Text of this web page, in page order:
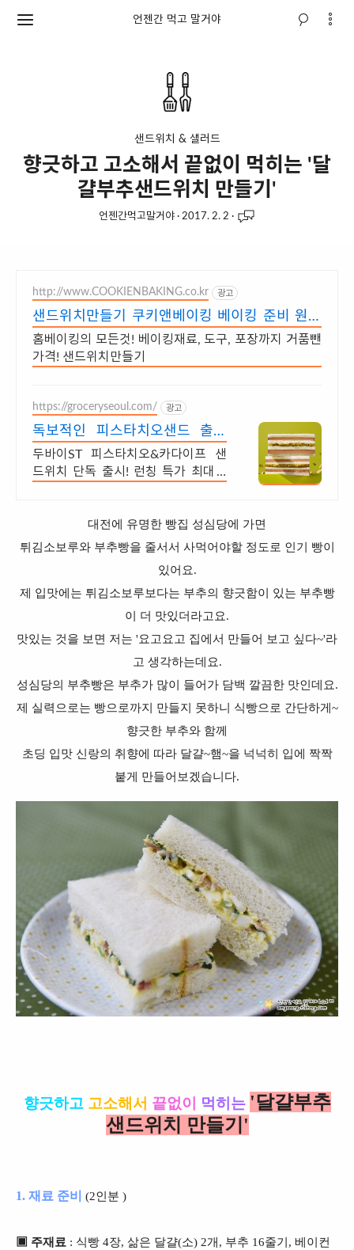
언젠간 먹고 말거야
샌드위치 & 샐러드
향긋하고 고소해서 끝없이 먹히는 '달
걀부추샌드위치 만들기'
언젠간먹고말거야· 2017. 2. 2 ·
http://www.COOKIENBAKING.co.kr 광고
샌드위치만들기 쿠키앤베이킹 베이킹 준비 원스
톱으로 끝!
홈베이킹의 모든것! 베이킹재료, 도구, 포장까지 거품뺀
가격! 샌드위치만들기
https://groceryseoul.com/ 광고
독보적인 피스타치오샌드 출시
꽉 찬 내용물로 포만감 최고
두바이ST 피스타치오&카다이프 샌
드위치 단독 출시! 런칭 특가 최대 4
대전에 유명한 빵집 성심당에 가면
튀김소보루와 부추빵을 줄서서 사먹어야할 정도로 인기 빵이
있어요.
제 입맛에는 튀김소보루보다는 부추의 향긋함이 있는 부추빵
이 더 맛있더라고요.
맛있는 것을 보면 저는 '요고요고 집에서 만들어 보고 싶다~'라
고 생각하는데요.
성심당의 부추빵은 부추가 많이 들어가 담백 깔끔한 맛인데요.
제 실력으로는 빵으로까지 만들지 못하니 식빵으로 간단하게~
향긋한 부추와 함께
초딩 입맛 신랑의 취향에 따라 달걀~햄~을 넉넉히 입에 짝짝
붙게 만들어보겠습니다.
향긋하고 고소해서 끝없이 먹히는 '달걀부추
샌드위치 만들기'
1. 재료 준비 (2인분 )
▣ 주재료 : 식빵 4장, 삶은 달걀(소) 2개, 부추 16줄기, 베이컨